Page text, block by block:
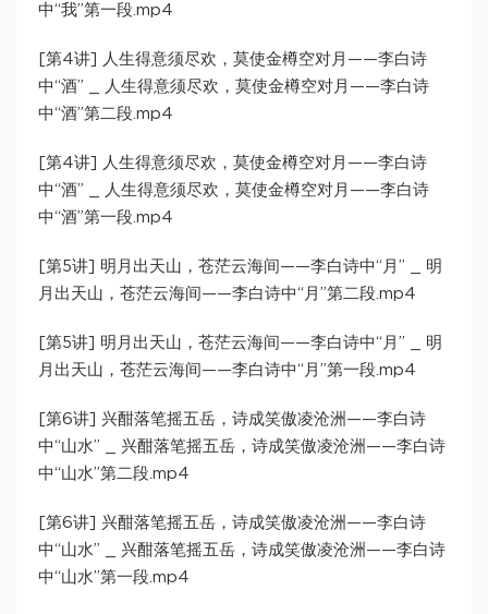
中“我”第一段.mp4
[第4讲] 人生得意须尽欢，莫使金樽空对月——李白诗
中“酒” _ 人生得意须尽欢，莫使金樽空对月——李白诗
中“酒”第二段.mp4
[第4讲] 人生得意须尽欢，莫使金樽空对月——李白诗
中“酒” _ 人生得意须尽欢，莫使金樽空对月——李白诗
中“酒”第一段.mp4
[第5讲] 明月出天山，苍茫云海间——李白诗中“月” _ 明
月出天山，苍茫云海间——李白诗中“月”第二段.mp4
[第5讲] 明月出天山，苍茫云海间——李白诗中“月” _ 明
月出天山，苍茫云海间——李白诗中“月”第一段.mp4
[第6讲] 兴酣落笔摇五岳，诗成笑傲凌沧洲——李白诗
中“山水” _ 兴酣落笔摇五岳，诗成笑傲凌沧洲——李白诗
中“山水”第二段.mp4
[第6讲] 兴酣落笔摇五岳，诗成笑傲凌沧洲——李白诗
中“山水” _ 兴酣落笔摇五岳，诗成笑傲凌沧洲——李白诗
中“山水”第一段.mp4